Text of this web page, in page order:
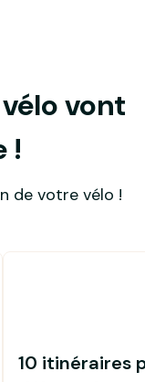
vont
!
de votre vélo !
10 itinéraires